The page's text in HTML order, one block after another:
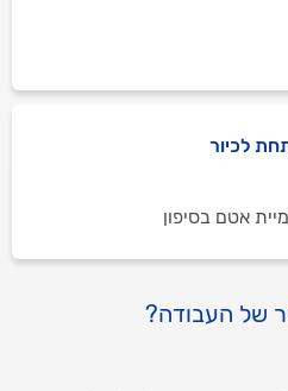
לכיור
אטם בסיפון
של העבודה?